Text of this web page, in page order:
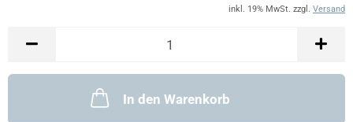
inkl. 19% MwSt. zzgl. Versand
In den Warenkorb